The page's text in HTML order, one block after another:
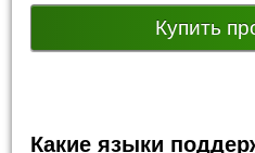
Купить
Какие языки